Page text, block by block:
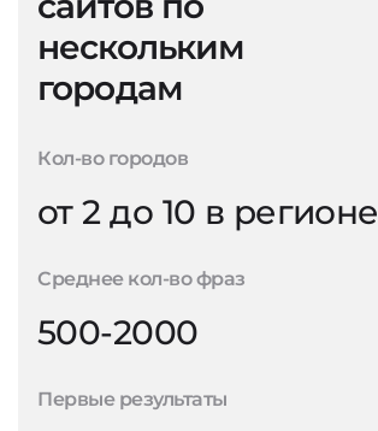
нескольким
городам
Кол-во городов
от 2 до 10 в регионе
Среднее кол-во фраз
500-2000
Первые результаты